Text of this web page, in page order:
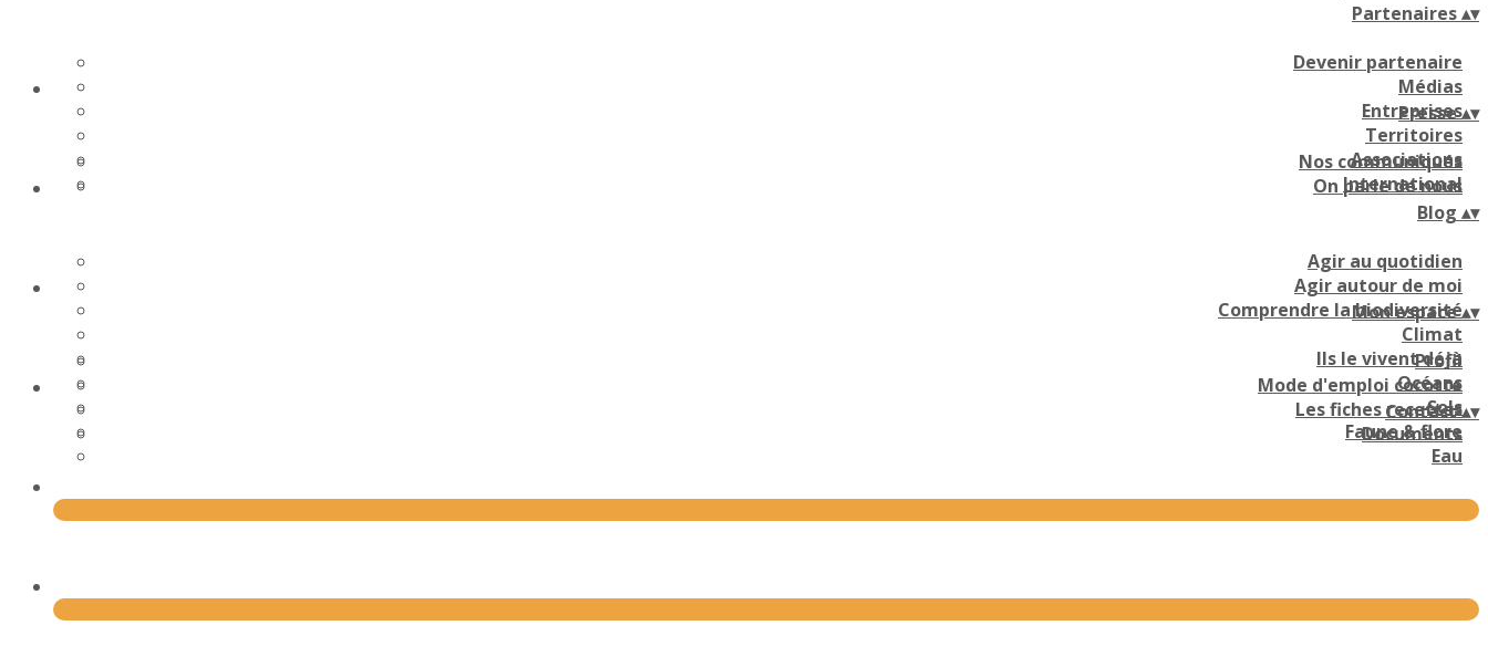
Partenaires▴▾
Devenir partenaire
Médias
Entreprises
Territoires
Associations
International
Presse▴▾
Nos communiqués
On parle de nous
Blog ▴▾
Agir au quotidien
Agir autour de moi
Comprendre la biodiversité
Climat
Ils le vivent déjà
Océans
Sols
Faune & flore
Eau
Mon espace▴▾
Profil
Mode d'emploi cocotte
Les fiches recettes
Documents
Contact▴▾